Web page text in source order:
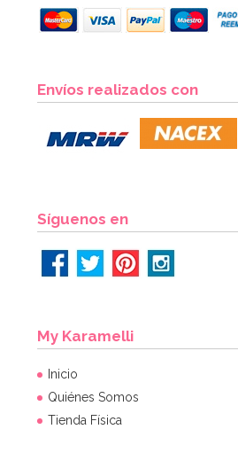
64,95€ 54,55€
Envíos realizados con
Síguenos en
My Karamelli
Inicio
Quiénes Somos
Tienda Física